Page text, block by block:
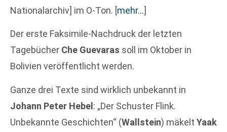
Nationalarchiv] im O-Ton. [mehr…]
Der erste Faksimile-Nachdruck der letzten
Tagebücher Che Guevaras soll im Oktober in
Bolivien veröffentlicht werden.
Ganze drei Texte sind wirklich unbekannt in
Johann Peter Hebel: „Der Schuster Flink.
Unbekannte Geschichten“ (Wallstein) mäkelt Yaak